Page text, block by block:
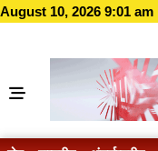
August 10, 2026 9:01 am